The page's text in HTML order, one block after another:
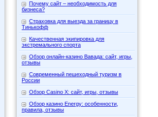
Почему сайт – необходимость для
бизнеса?
Страховка для выезда за границу в
Тинькофф
Качественная экипировка для
экстремального спорта
Обзор онлайн-казино Вавада: сайт, игры,
отзывы
Современный пешеходный туризм в
России
Обзор Casino X: сайт, игры, отзывы
Обзор казино Energy: особенности,
правила, отзывы